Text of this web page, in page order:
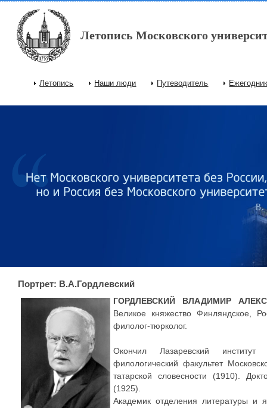
Перейти к основному содержанию
Летопись Московского
Главное меню
Летопись Наши люди Путеводитель
Портрет: В.А.Гордлевский
ГОРДЛЕВСКИЙ ВЛАДИМИР
Великое княжество Финляндское,
филолог-тюрколог.
Окончил Лазаревский
филологический факультет
татарской словесности (1910).
(1925).
Академик отделения литературы